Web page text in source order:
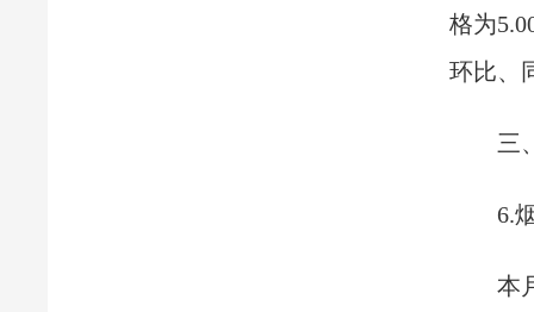
格为
环比、
三
6.
本